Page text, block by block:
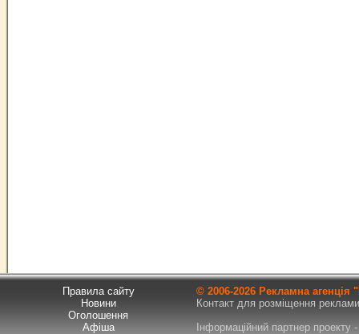
Правила сайту
Новини
Оголошення
Афіша
© 2006-2026 Рекламна
Контакт для розміщення
Інформаційний партнер проекту